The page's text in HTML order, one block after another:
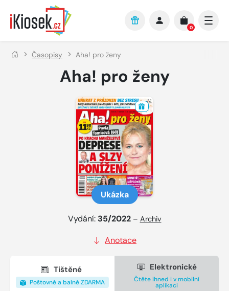
Přejít na hlavní obsah
0
Časopisy Aha! pro ženy
Aha! pro ženy
Ukázka
Vydání: 35/2022 – Archiv
Anotace
Tištěné
Poštovné a balné ZDARMA
Elektronické
Čtěte ihned i v mobilní
aplikaci